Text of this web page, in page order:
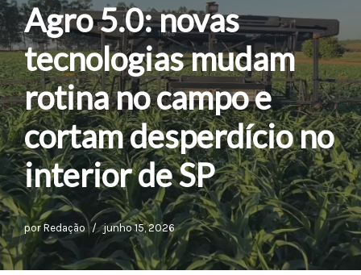
Agro 5.0: novas
tecnologias mudam
rotina no campo e
cortam desperdício no
interior de SP
porRedação junho 15, 2026